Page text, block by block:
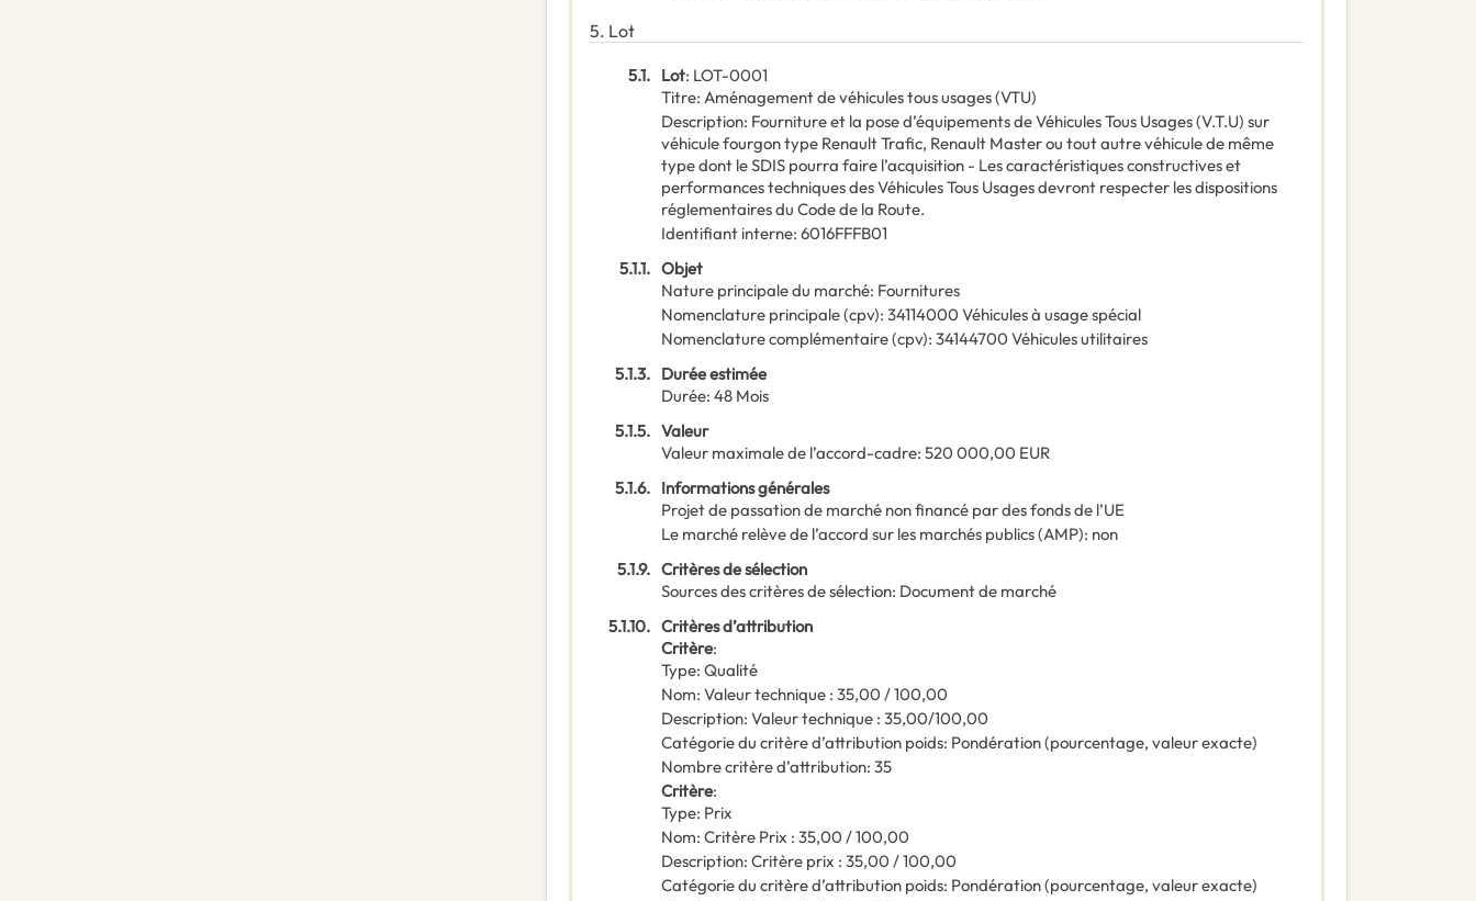
5. Lot
5.1. Lot: LOT-0001
Titre: Aménagement de véhicules tous usages (VTU)
Description: Fourniture et la pose d’équipements de Véhicules Tous Usages (V.T.U) sur
véhicule fourgon type Renault Trafic, Renault Master ou tout autre véhicule de même
type dont le SDIS pourra faire l’acquisition - Les caractéristiques constructives et
performances techniques des Véhicules Tous Usages devront respecter les dispositions
réglementaires du Code de la Route.
Identifiant interne: 6016FFFB01
5.1.1. Objet
Nature principale du marché: Fournitures
Nomenclature principale(cpv): 34114000 Véhicules à usage spécial
Nomenclature complémentaire(cpv): 34144700 Véhicules utilitaires
5.1.3. Durée estimée
Durée: 48 Mois
5.1.5. Valeur
Valeur maximale de l’accord-cadre: 520 000,00 EUR
5.1.6. Informations générales
Projet de passation de marché non financé par des fonds de l’UE
Le marché relève de l’accord sur les marchés publics (AMP): non
5.1.9. Critères de sélection
Sources des critères de sélection: Document de marché
5.1.10. Critères d’attribution
Critère:
Type: Qualité
Nom: Valeur technique : 35,00 / 100,00
Description: Valeur technique : 35,00/100,00
Catégorie du critère d’attribution poids: Pondération (pourcentage, valeur exacte)
Nombre critère d’attribution: 35
Critère:
Type: Prix
Nom: Critère Prix : 35,00 / 100,00
Description: Critère prix : 35,00 / 100,00
Catégorie du critère d’attribution poids: Pondération (pourcentage, valeur exacte)